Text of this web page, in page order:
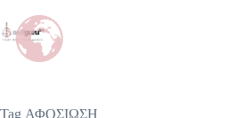
Tag ΑΦΟΣΙΩΣΗ